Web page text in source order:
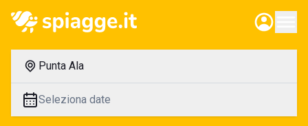
Punta Ala
Seleziona date